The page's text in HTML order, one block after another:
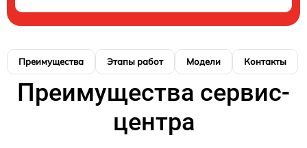
Преимущества Этапы работ Модели Контакты
Преимущества сервис-
центра